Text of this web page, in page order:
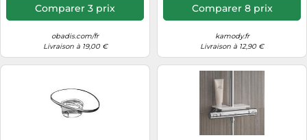
Comparer 3 prix
obadis.com/fr
Livraison à 19,00 €
Comparer 8 prix
kamody.fr
Livraison à 12,90 €